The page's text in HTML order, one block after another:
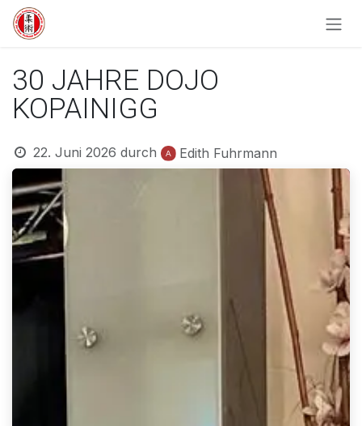
Zum Inhalt springen
30 JAHRE DOJO
KOPAINIGG
22. Juni 2026 durch Edith Fuhrmann